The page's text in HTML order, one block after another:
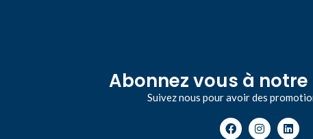
Abonnez vous à
Suivez nous pour avoir des